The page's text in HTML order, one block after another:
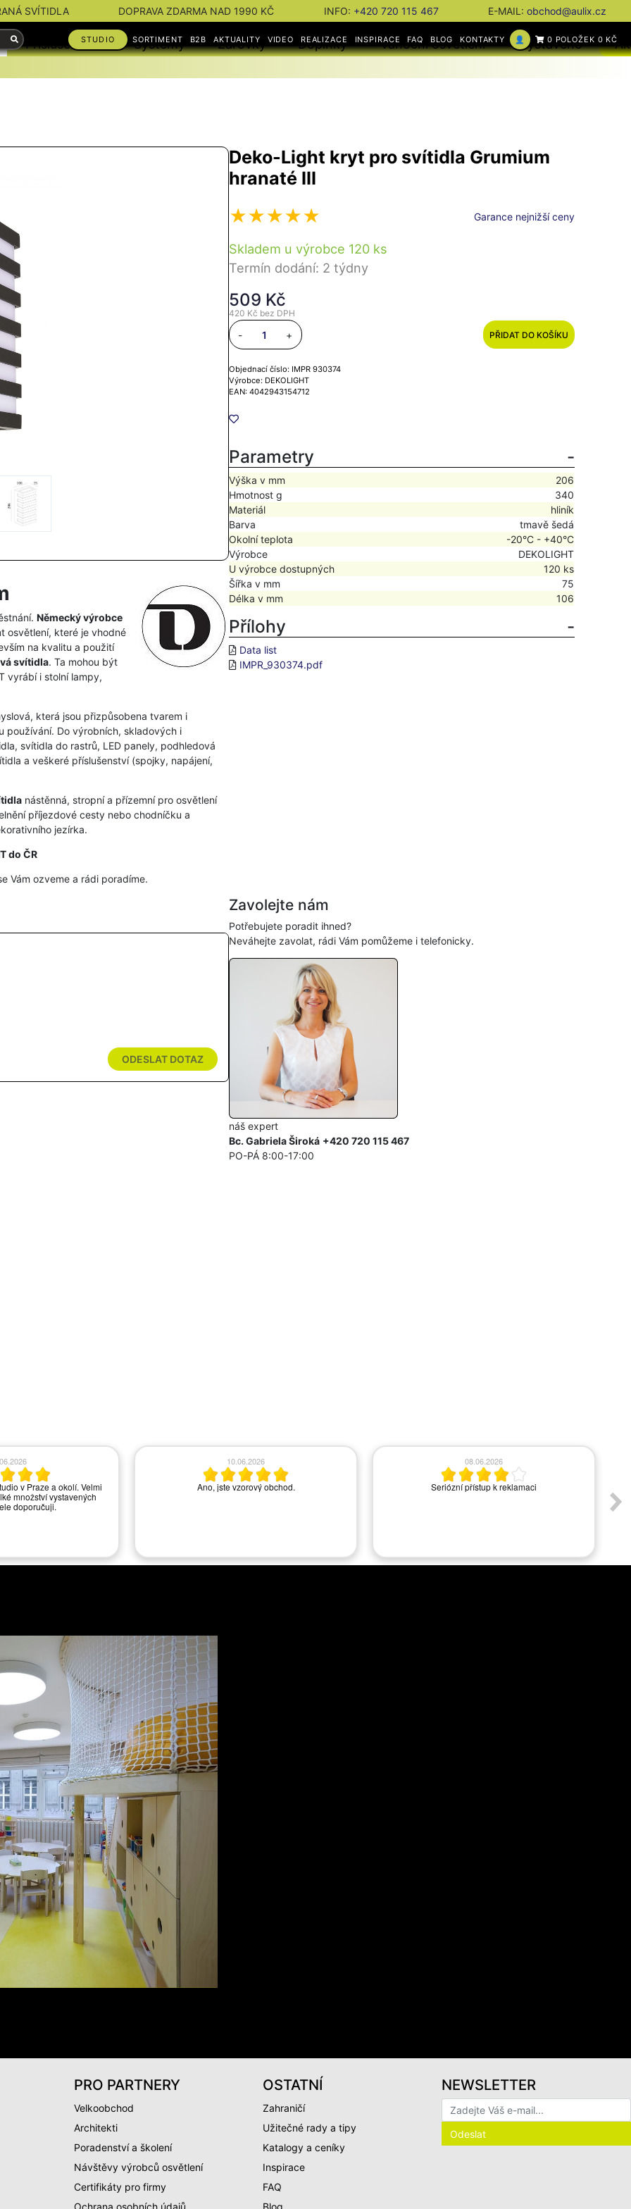
SVÍTIDLA DOPRAVA ZDARMA NAD 1990 KČ INFO: +420 720 115 467 E-MAIL: obchod@aulix.cz
STUDIO SORTIMENT B2B AKTUALITY VIDEO REALIZACE INSPIRACE FAQ BLOG KONTAKTY 👤 0 POLOŽEK 0 KČ
Příslušenství Systémy Žárovky Doplňky Vánoční osvětlení Vystaveno
Německý výrobce
osvětlení, které je vhodné
na kvalitu a použití
svítidla. Ta mohou být
vyrábí i stolní lampy,
která jsou přizpůsobena tvarem i
používání. Do výrobních, skladových i
svítidla do rastrů, LED panely, podhledová
a veškeré příslušenství (spojky, napájení,
nástěnná, stropní a přízemní pro osvětlení
příjezdové cesty nebo chodníčku a
jezírka.
do ČR
Deko-Light kryt pro svítidla Grumium
hranaté III
Garance nejnižší ceny
Skladem u výrobce 120 ks
Termín dodání: 2 týdny
509 Kč
420 Kč bez DPH
- + PŘIDAT DO KOŠÍKU
Objednací číslo: IMPR 930374
Výrobce: DEKOLIGHT
EAN: 4042943154712
Parametry
Výška v mm
206
Hmotnost g
340
Materiál
hliník
Barva
tmavě šedá
Okolní teplota
-20°C - +40°C
Výrobce
DEKOLIGHT
U výrobce dostupných
120 ks
Šířka v mm
75
Délka v mm
106
Přílohy
Data list
IMPR_930374.pdf
Vám ozveme a rádi poradíme.
ODESLAT DOTAZ
Zavolejte nám
Potřebujete poradit ihned?
Neváhejte zavolat, rádi Vám pomůžeme i telefonicky.
náš expert
Bc. Gabriela Široká +420 720 115 467
PO-PÁ 8:00-17:00
v Praze a okolí. Velmi
množství vystavených
doporučuji.
10.06.2026
Ano, jste vzorový obchod.
08.06.2026
Seriózní přístup k reklamaci
PRO PARTNERY
Velkoobchod
Architekti
Poradenství a školení
Návštěvy výrobců osvětlení
Certifikáty pro firmy
Ochrana osobních údajů
OSTATNÍ
Zahraničí
Užitečné rady a tipy
Katalogy a ceníky
Inspirace
FAQ
Blog
NEWSLETTER